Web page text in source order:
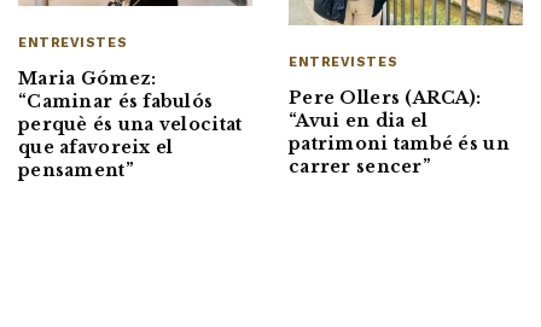
ENTREVISTES
Maria Gómez:
“Caminar és fabulós
perquè és una velocitat
que afavoreix el
pensament”
ENTREVISTES
Pere Ollers (ARCA):
“Avui en dia el
patrimoni també és un
carrer sencer”